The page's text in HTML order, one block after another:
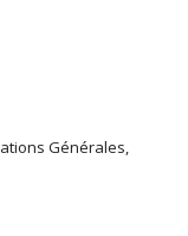
Générales,